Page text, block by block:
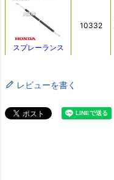
レビューを書く